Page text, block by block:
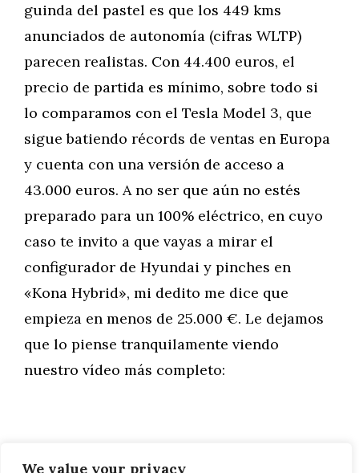
We value your privacy
guinda del pastel es que los 449 kms
anunciados de autonomía (cifras WLTP)
parecen realistas. Con 44.400 euros, el
precio de partida es mínimo, sobre todo si
lo comparamos con el Tesla Model 3, que
sigue batiendo récords de ventas en Europa
y cuenta con una versión de acceso a
43.000 euros. A no ser que aún no estés
preparado para un 100% eléctrico, en cuyo
caso te invito a que vayas a mirar el
configurador de Hyundai y pinches en
«Kona Hybrid», mi dedito me dice que
empieza en menos de 25.000 €. Le dejamos
que lo piense tranquilamente viendo
nuestro vídeo más completo: